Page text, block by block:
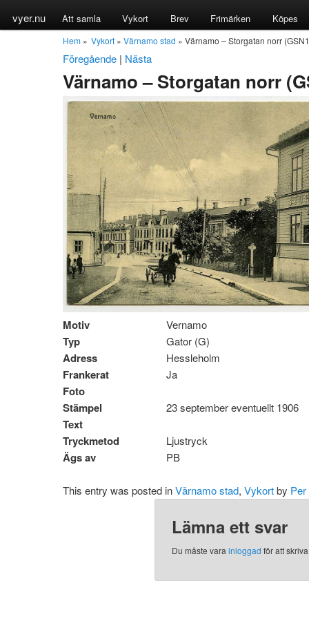
vyer.nu Att samla Vykort Brev Frimärken Köpes
Hem » Vykort » Värnamo stad » Värnamo – Storgatan norr
Föregående | Nästa
Värnamo – Storgatan norr
Motiv Vernamo
Typ Gator (G)
Adress Hessleholm
Frankerat Ja
Foto
Stämpel
23 september eventuellt 1906
Text
Tryckmetod
Ljustryck
Ägs av PB
This entry was posted inVärnamo stad, Vykortby
Lämna ett svar
Du måste varainloggad för att